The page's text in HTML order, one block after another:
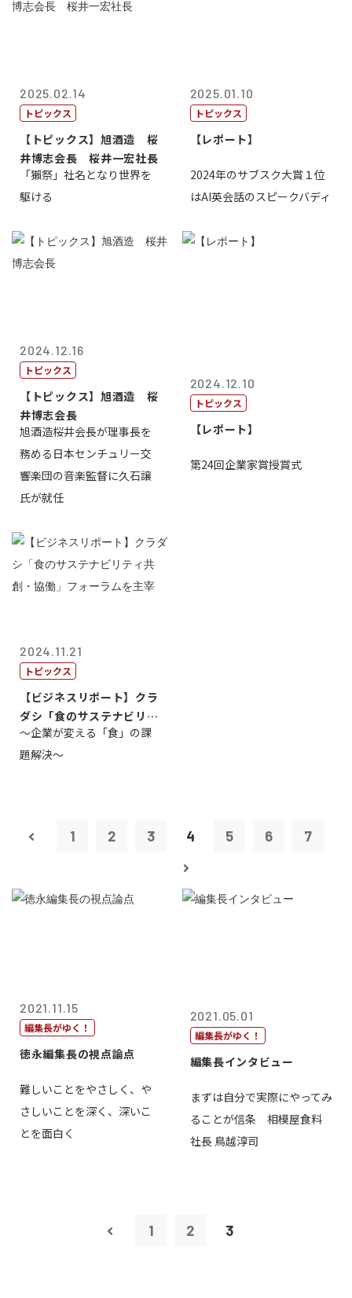
2025.02.14
トピックス
【トピックス】旭酒造 桜
井博志会長 桜井一宏社長
「獺祭」社名となり世界を
駆ける
2025.01.10
トピックス
【レポート】
2024年のサブスク大賞１位
はAI英会話のスピークバディ
2024.12.16
トピックス
【トピックス】旭酒造 桜
井博志会長
旭酒造桜井会長が理事長を
務める日本センチュリー交
響楽団の音楽監督に久石譲
氏が就任
2024.12.10
トピックス
【レポート】
第24回企業家賞授賞式
2024.11.21
トピックス
【ビジネスリポート】クラ
ダシ「食のサステナビリテ
ィ共創・協働...
～企業が変える「食」の課
題解決～
1 2 3 4 5 6 7
2021.11.15
編集長がゆく！
徳永編集長の視点論点
難しいことをやさしく、や
さしいことを深く、深いこ
とを面白く
2021.05.01
編集長がゆく！
編集長インタビュー
まずは自分で実際にやってみ
ることが信条 相模屋食料
社長 鳥越淳司
1 2 3